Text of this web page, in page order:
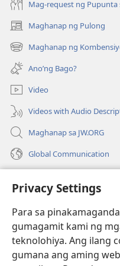
Privacy Settings
Para sa
gumagamit kami ng
teknolohiya. Ang ilang
gumana ang aming
Mag-request ng Pupunta
Maghanap ng Pulong
(may
bubukas
na
bagong
window)
Maghanap ng
(may
bubukas
na
bagong
window)
Ano’ng Bago?
Video
Videos with Audio
Maghanap sa JW.ORG
Global Communication
(may
na
bagong
window)
Watchtower ONLINE
(may
bubukas
®